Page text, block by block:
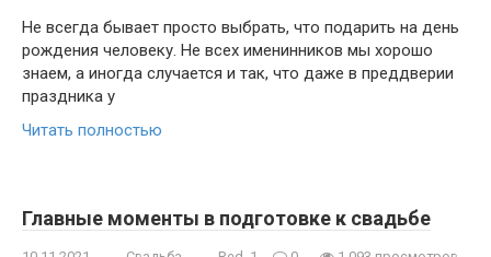
Не всегда бывает просто выбрать, что подарить на день
рождения человеку. Не всех именинников мы хорошо
знаем, а иногда случается и так, что даже в преддверии
праздника у
Читать полностью
Главные моменты в подготовке к свадьбе